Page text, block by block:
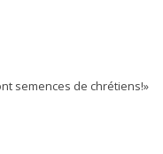
semences de chrétiens!»